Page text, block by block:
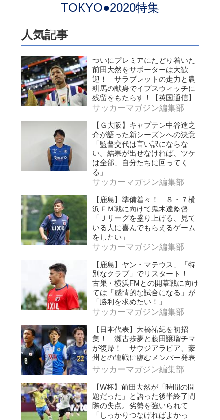
TOKYO●2020特集
人気記事
ついにプレミアにたどり着いた
前田大然をサポーターは大歓
迎！ サラブレットの走力と農
耕馬の献身でイプスウィッチに
残留をもたらす！【英国通信】
サッカーマガジン編集部
【Ｇ大阪】キャプテン中谷進之
介が語った新シーズンへの決意
「監督交代は言い訳にならな
い。結果が出せなければ、ツケ
は全部、自分たちに回ってく
る」
サッカーマガジン編集部
【鹿島】準備着々！ ８・７横
浜ＦＭ戦に向けて鬼木達監督
「Ｊリーグを盛り上げる、見て
いる人に喜んでもらえるゲーム
をしたい」
サッカーマガジン編集部
【鹿島】ヤン・マテウス、「特
別なクラブ」でリスタート！
古巣・横浜FMとの開幕戦に向け
ては「感情的な試合になる」が
「勝利を求めたい！」
サッカーマガジン編集部
【日本代表】大橋祐紀を初招
集！ 瀬古歩夢と藤田譲瑠チマ
が復帰！ サウジアラビア、豪
州との連戦に臨むメンバー発表
サッカーマガジン編集部
【W杯】前田大然が「時間の問
題だった」と語った後半終了間
際の失点。劣勢を強いられて
「しっかりつなげればよかっ